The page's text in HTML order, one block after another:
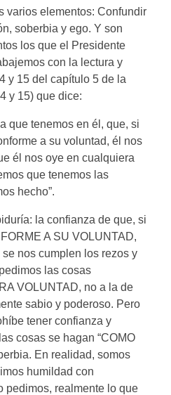
varios elementos: Confundir
soberbia y ego. Y son
los que el Presidente
con la lectura y
y 15 del capítulo 5 de la
y 15) que dice:
que tenemos en él, que, si
a su voluntad, él nos
él nos oye en cualquiera
que tenemos las
hecho”.
la confianza de que, si
A SU VOLUNTAD,
nos cumplen los rezos y
las cosas
VOLUNTAD, no a la de
sabio y poderoso. Pero
tener confianza y
cosas se hagan “COMO
En realidad, somos
humildad con
pedimos, realmente lo que